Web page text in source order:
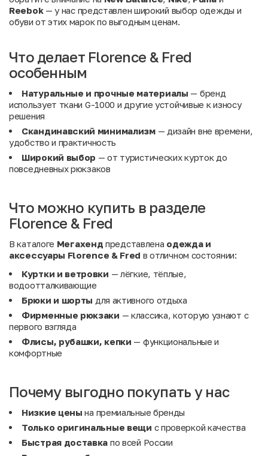
Reebok— у нас представлен широкий выбор одежды и
обуви от этих марок по выгодным ценам.
Что делает Florence & Fred
особенным
Натуральные и прочные материалы — бренд
использует ткани G-1000 и другие устойчивые к износу
решения
Скандинавский минимализм— дизайн вне времени,
удобство и практичность
Широкий выбор — от туристических курток до
повседневных рюкзаков
Что можно купить в разделе
Florence & Fred
В каталоге Мегахенд представлена одежда и
аксессуары Florence & Fred в отличном состоянии:
Куртки и ветровки — лёгкие, тёплые,
водоотталкивающие
Брюки и шорты для активного отдыха
Фирменные рюкзаки — классика, которую узнают с
первого взгляда
Флисы, рубашки, кепки — функциональные и
комфортные
Почему выгодно покупать у нас
Низкие цены на премиальные бренды
Только оригинальные вещи с проверкой качества
Быстрая доставка по всей России